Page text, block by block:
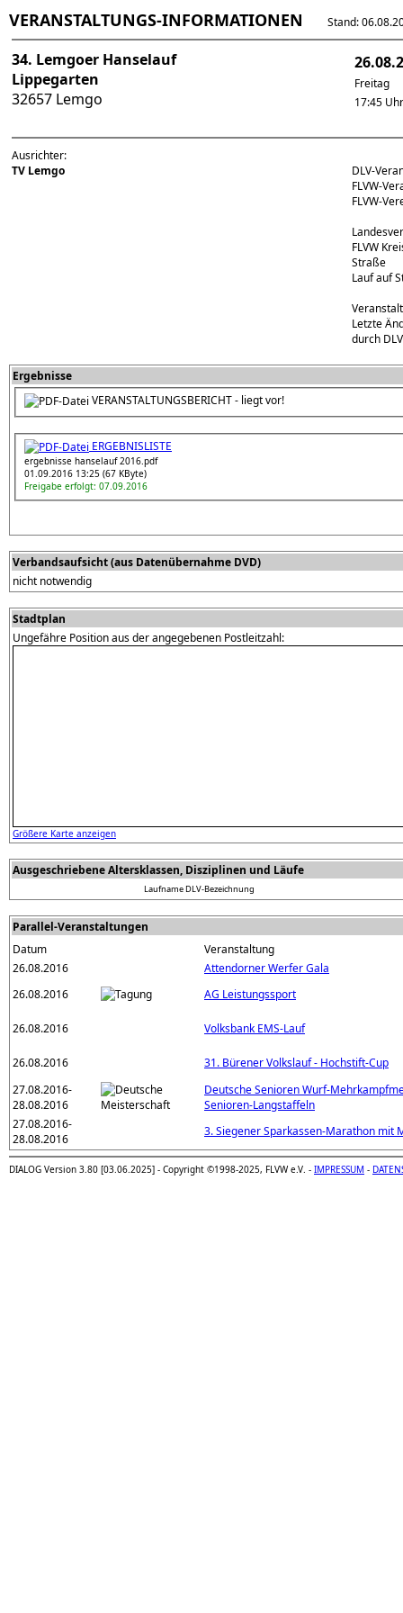
VERANSTALTUNGS-INFORMATIONEN Stand:
34. Lemgoer Hanselauf
Lippegarten
32657 Lemgo
Freitag
17:45 Uhr
Ausrichter:
TV Lemgo
DLV-
FLVW-
FLVW-
FLVW
Straße
Lauf auf
Letzte
durch
Ergebnisse
VERANSTALTUNGSBERICHT - liegt vor!
ERGEBNISLISTE
ergebnisse hanselauf 2016.pdf
01.09.2016 13:25 (67 KByte)
Freigabe erfolgt: 07.09.2016
Verbandsaufsicht (aus Datenübernahme DVD)
nicht notwendig
Stadtplan
Ungefähre Position aus der angegebenen Postleitzahl:
Größere Karte anzeigen
Ausgeschriebene Altersklassen, Disziplinen und Läufe
LaufnameDLV-Bezeichnung
Parallel-Veranstaltungen
Datum
Veranstaltung
26.08.2016
Attendorner Werfer Gala
26.08.2016
AG Leistungssport
26.08.2016 Volksbank EMS-Lauf
26.08.2016
31. Bürener Volkslauf - Hochstift-Cup
27.08.2016-
28.08.2016
Deutsche Senioren Wurf-
Senioren-Langstaffeln
27.08.2016-
28.08.2016
3. Siegener Sparkassen-Marathon mit
DIALOG Version 3.80 [03.06.2025] - Copyright ©1998-2025, FLVW e.V. - IMPRESSUM -